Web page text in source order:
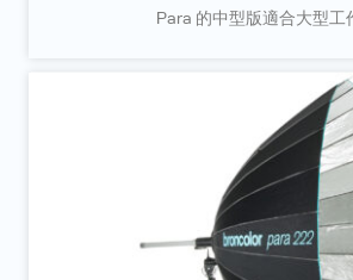
Para 的中型版適合大型工